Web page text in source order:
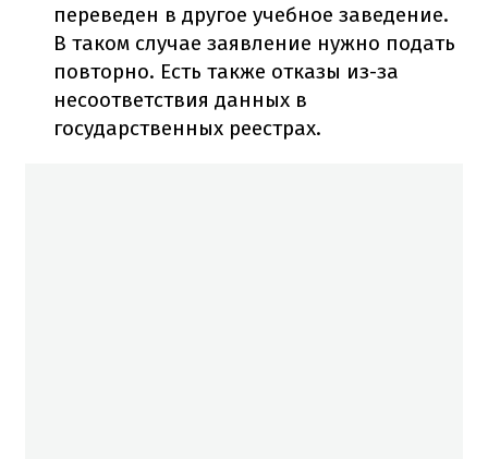
переведен в другое учебное заведение.
В таком случае заявление нужно подать
повторно. Есть также отказы из-за
несоответствия данных в
государственных реестрах.